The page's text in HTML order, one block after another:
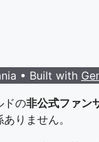
• Built with
ドの非公式ファン
りません。